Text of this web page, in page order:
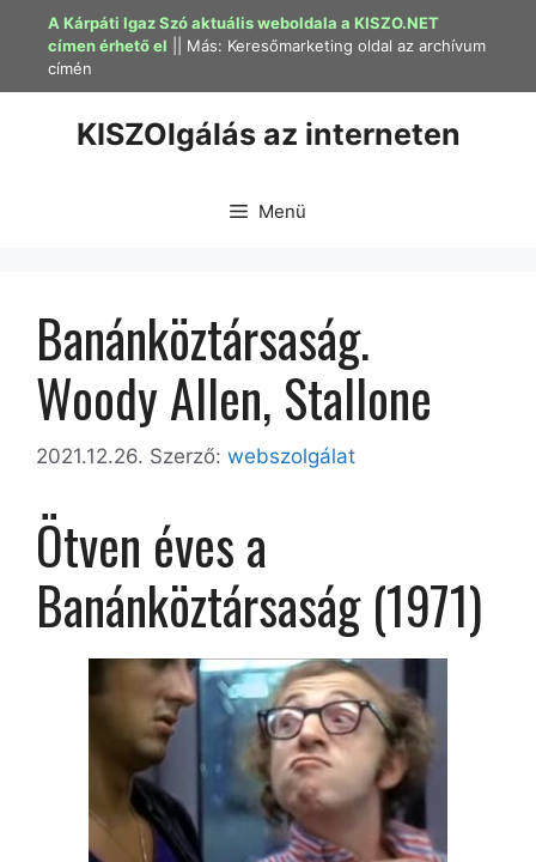
Kilépés
tartalomba
A Kárpáti Igaz Szó aktuális weboldala a KISZO.NET
címen érhető el || Más: Keresőmarketing oldal az archívum
címén
KISZOlgálás az interneten
Menü
Banánköztársaság.
Woody Allen, Stallone
2021.12.26. Szerző: webszolgálat
Ötven éves a
Banánköztársaság (1971)